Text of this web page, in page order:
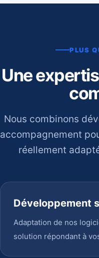
PLUS
Une
Nous combinons
accompagnement
réellement
Développement
Adaptation de nos
solution répondant à